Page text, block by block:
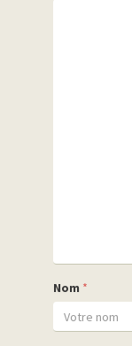
Nom *